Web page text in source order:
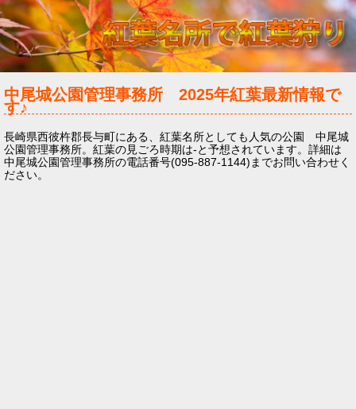
中尾城公園管理事務所 2025年紅葉最新情報で
す♪
長崎県西彼杵郡長与町にある、紅葉名所としても人気の公園 中尾城
公園管理事務所。紅葉の見ごろ時期は-と予想されています。詳細は
中尾城公園管理事務所の電話番号(095-887-1144)までお問い合わせく
ださい。